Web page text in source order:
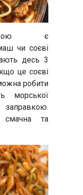
є
чи соєві
десь 3
це соєві
робити
морської
та